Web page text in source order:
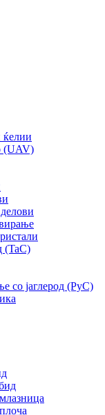
ќелии
(UAV)
(TaC)
со јаглерод (PyC)